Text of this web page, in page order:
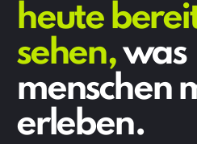
heute
sehen,was
menschen
erleben.